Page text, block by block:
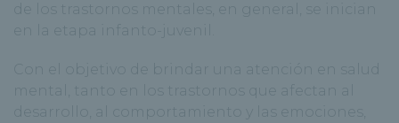
de los trastornos mentales, en general, se inician
en la etapa infanto-juvenil.
Con el objetivo de brindar una atención en salud
mental, tanto en los trastornos que afectan al
desarrollo, al comportamiento y las emociones,